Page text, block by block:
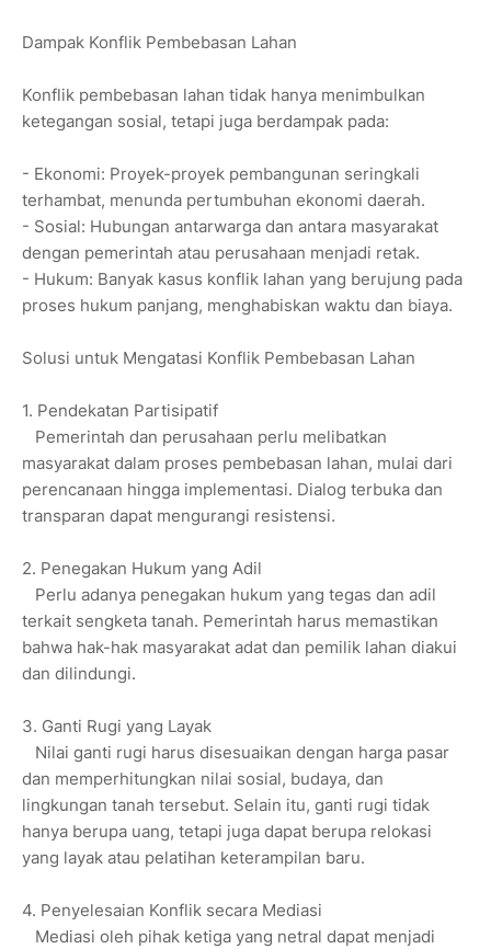
Dampak Konflik Pembebasan Lahan
Konflik pembebasan lahan tidak hanya menimbulkan
ketegangan sosial, tetapi juga berdampak pada:
- Ekonomi: Proyek-proyek pembangunan seringkali
terhambat, menunda pertumbuhan ekonomi daerah.
- Sosial: Hubungan antarwarga dan antara masyarakat
dengan pemerintah atau perusahaan menjadi retak.
- Hukum: Banyak kasus konflik lahan yang berujung pada
proses hukum panjang, menghabiskan waktu dan biaya.
Solusi untuk Mengatasi Konflik Pembebasan Lahan
1. Pendekatan Partisipatif
Pemerintah dan perusahaan perlu melibatkan
masyarakat dalam proses pembebasan lahan, mulai dari
perencanaan hingga implementasi. Dialog terbuka dan
transparan dapat mengurangi resistensi.
2. Penegakan Hukum yang Adil
Perlu adanya penegakan hukum yang tegas dan adil
terkait sengketa tanah. Pemerintah harus memastikan
bahwa hak-hak masyarakat adat dan pemilik lahan diakui
dan dilindungi.
3. Ganti Rugi yang Layak
Nilai ganti rugi harus disesuaikan dengan harga pasar
dan memperhitungkan nilai sosial, budaya, dan
lingkungan tanah tersebut. Selain itu, ganti rugi tidak
hanya berupa uang, tetapi juga dapat berupa relokasi
yang layak atau pelatihan keterampilan baru.
4. Penyelesaian Konflik secara Mediasi
Mediasi oleh pihak ketiga yang netral dapat menjadi